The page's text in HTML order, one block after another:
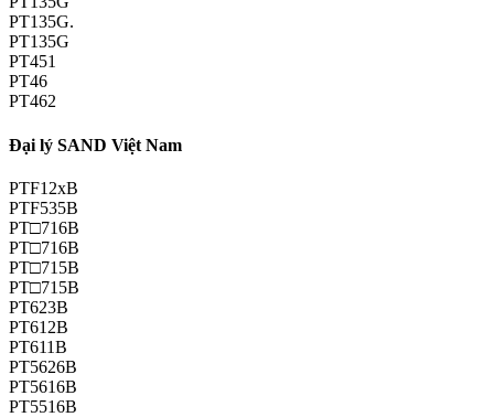
PT135G.
PT135G
PT451
PT46
PT462
Đại lý SAND Việt Nam
PTF12xB
PTF535B
PT□716B
PT□716B
PT□715B
PT□715B
PT623B
PT612B
PT611B
PT5626B
PT5616B
PT5516B